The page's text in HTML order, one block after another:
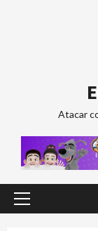
Atacar
Menú